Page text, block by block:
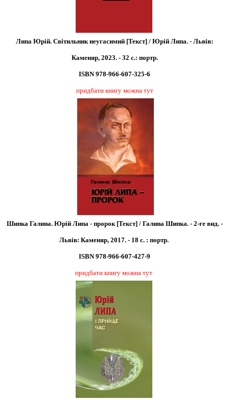
Липа Юрій. Світильник неугасимий [Текст] / Юрій Липа. - Львів:
Каменяр, 2023. - 32 с.: портр.
ISBN 978-966-607-325-6
придбати книгу можна тут
Шипка Галина. Юрій Липа - пророк [Текст] / Галина Шипка. - 2-ге вид. -
Львів: Каменяр, 2017. - 18 с. : портр.
ISBN 978-966-607-427-9
придбати книгу можна тут